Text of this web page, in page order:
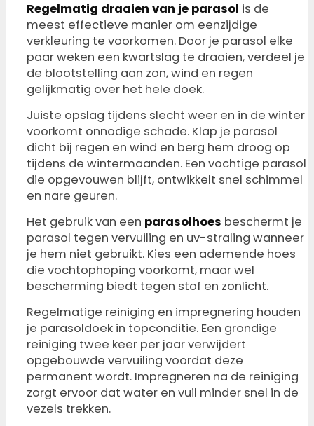
Regelmatig draaien van je parasol is de
meest effectieve manier om eenzijdige
verkleuring te voorkomen. Door je parasol elke
paar weken een kwartslag te draaien, verdeel je
de blootstelling aan zon, wind en regen
gelijkmatig over het hele doek.
Juiste opslag tijdens slecht weer en in de winter
voorkomt onnodige schade. Klap je parasol
dicht bij regen en wind en berg hem droog op
tijdens de wintermaanden. Een vochtige parasol
die opgevouwen blijft, ontwikkelt snel schimmel
en nare geuren.
Het gebruik van een parasolhoes beschermt je
parasol tegen vervuiling en uv-straling wanneer
je hem niet gebruikt. Kies een ademende hoes
die vochtophoping voorkomt, maar wel
bescherming biedt tegen stof en zonlicht.
Regelmatige reiniging en impregnering houden
je parasoldoek in topconditie. Een grondige
reiniging twee keer per jaar verwijdert
opgebouwde vervuiling voordat deze
permanent wordt. Impregneren na de reiniging
zorgt ervoor dat water en vuil minder snel in de
vezels trekken.